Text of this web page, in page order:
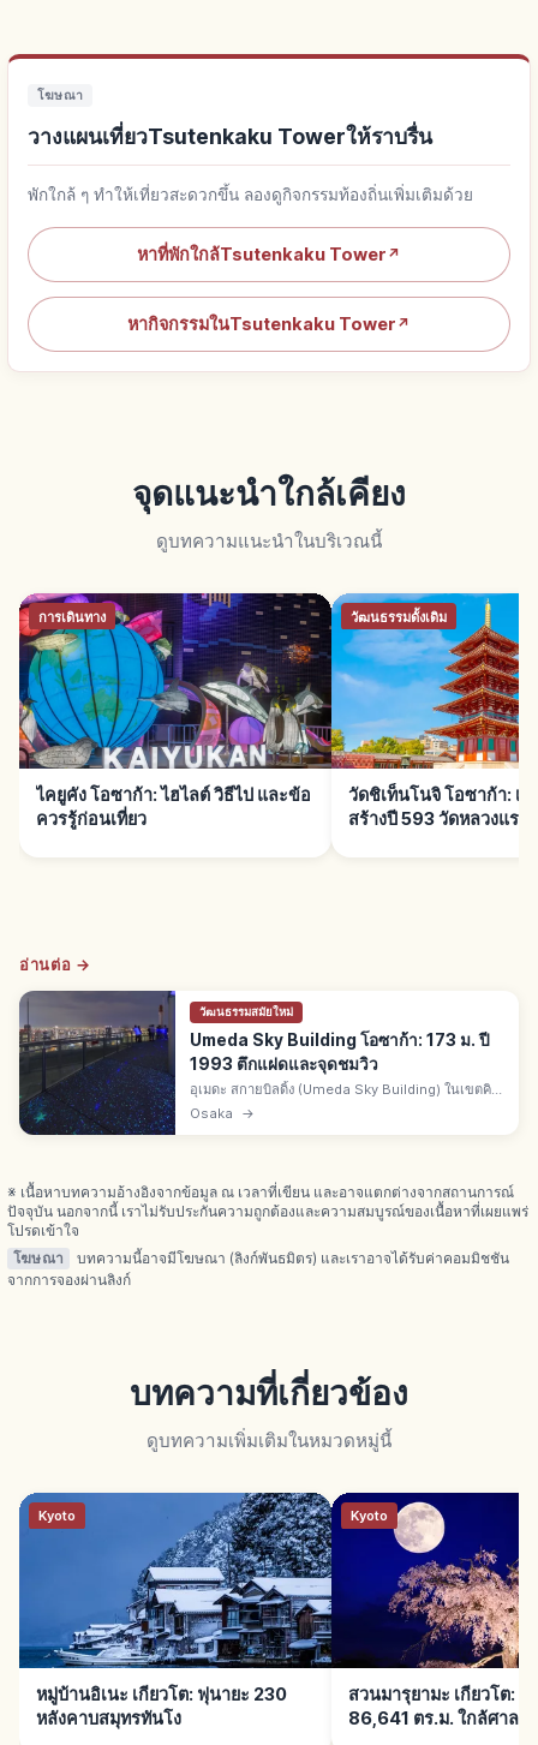
โฆษณา
วางแผนเที่ยวTsutenkaku Towerให้ราบรื่น
พักใกล้ ๆ ทำให้เที่ยวสะดวกขึ้น ลองดูกิจกรรมท้องถิ่นเพิ่มเติมด้วย
หาที่พักใกล้Tsutenkaku Tower ↗
หากิจกรรมในTsutenkaku Tower ↗
จุดแนะนำใกล้เคียง
ดูบทความแนะนำในบริเวณนี้
การเดินทาง
ไคยูคัง โอซาก้า: ไฮไลต์ วิธีไป และข้อ
ควรรู้ก่อนเที่ยว
วัฒนธรรมดั้งเดิม
วัดชิเท็นโนจิ โอซาก้า: เ
สร้างปี 593 วัดหลวงแรก
อ่านต่อ →
วัฒนธรรมสมัยใหม่
Umeda Sky Building โอซาก้า: 173 ม. ปี
1993 ตึกแฝดและจุดชมวิว
อุเมดะ สกายบิลดิ้ง (Umeda Sky Building) ในเขตคิ
ตะ เมืองโอซาก้า ตึกแฝดสูง 173 ม. เสร็จปี 1993 จุดชม
Osaka →
※ เนื้อหาบทความอ้างอิงจากข้อมูล ณ เวลาที่เขียน และอาจแตกต่างจากสถานการณ์
ปัจจุบัน นอกจากนี้ เราไม่รับประกันความถูกต้องและความสมบูรณ์ของเนื้อหาที่เผยแพร่
โปรดเข้าใจ
โฆษณา
บทความนี้อาจมีโฆษณา (ลิงก์พันธมิตร) และเราอาจได้รับค่าคอมมิชชัน
จากการจองผ่านลิงก์
บทความที่เกี่ยวข้อง
ดูบทความเพิ่มเติมในหมวดหมู่นี้
Kyoto
หมู่บ้านอิเนะ เกียวโต: ฟุนายะ 230
หลังคาบสมุทรทันโง
Kyoto
สวนมารุยามะ เกียวโต: ช
86,641 ตร.ม. ใกล้ศาลเ